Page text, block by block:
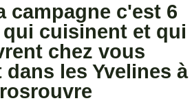
campagne c'est 6
cuisinent et qui
chez vous
les Yvelines à